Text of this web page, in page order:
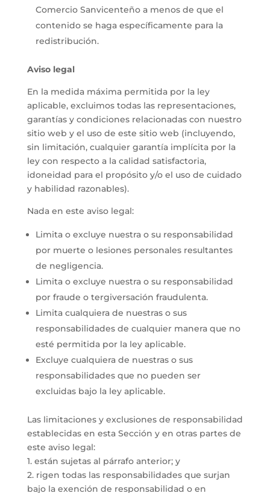
Comercio Sanvicenteño a menos de que el
contenido se haga específicamente para la
redistribución.
Aviso legal
En la medida máxima permitida por la ley
aplicable, excluimos todas las representaciones,
garantías y condiciones relacionadas con nuestro
sitio web y el uso de este sitio web (incluyendo,
sin limitación, cualquier garantía implícita por la
ley con respecto a la calidad satisfactoria,
idoneidad para el propósito y/o el uso de cuidado
y habilidad razonables).
Nada en este aviso legal:
Limita o excluye nuestra o su responsabilidad
por muerte o lesiones personales resultantes
de negligencia.
Limita o excluye nuestra o su responsabilidad
por fraude o tergiversación fraudulenta.
Limita cualquiera de nuestras o sus
responsabilidades de cualquier manera que no
esté permitida por la ley aplicable.
Excluye cualquiera de nuestras o sus
responsabilidades que no pueden ser
excluidas bajo la ley aplicable.
Las limitaciones y exclusiones de responsabilidad
establecidas en esta Sección y en otras partes de
este aviso legal:
1. están sujetas al párrafo anterior; y
2. rigen todas las responsabilidades que surjan
bajo la exención de responsabilidad o en